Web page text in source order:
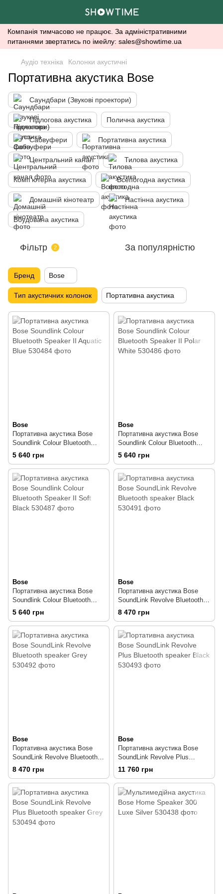
Компанія тимчасово не працює. За адміністративними
питаннями звертатись по імейлу: sales@showtime.ua
Аудіо техніка Колонки акустичні
Портативна акустика Bose
Саундбари (Звукові проектори)
Підлогова акустика Полична акустика
Сабвуфери Портативна акустика
Центральний канал Тилова акустика
Комп'ютерна акустика Всепогодна акустика
Домашній кінотеатр Настінна акустика
Вбудована акустика
Фільтр 2 За популярністю
Бренд Bose
Тип акустичних колонок Портативна акустика
Bose
Портативна акустика Bose
Soundlink Colour Bluetooth
Speaker II Aquatic Blue
5 640 грн
Bose
Портативна акустика Bose
Soundlink Colour Bluetooth
Speaker II Polar White
5 640 грн
Bose
Портативна акустика Bose
Soundlink Colour Bluetooth
Speaker II Soft Black
5 640 грн
Bose
Портативна акустика Bose
SoundLink Revolve Bluetooth
speaker Black
8 470 грн
Bose
Портативна акустика Bose
SoundLink Revolve Bluetooth
speaker Grey
8 470 грн
Bose
Портативна акустика Bose
SoundLink Revolve Plus
Bluetooth speaker Black
11 760 грн